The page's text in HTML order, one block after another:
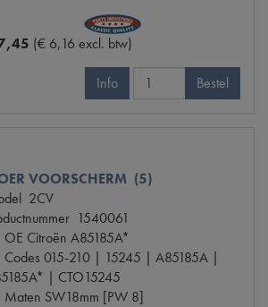
(€ 6,16 excl. btw)
Info Bestel
VOORSCHERM (5)
2CV
1540061
OE Citroën A85185A*
Codes 015-210 | 15245 | A85185A |
| CTO15245
Maten SW18mm [PW 8]